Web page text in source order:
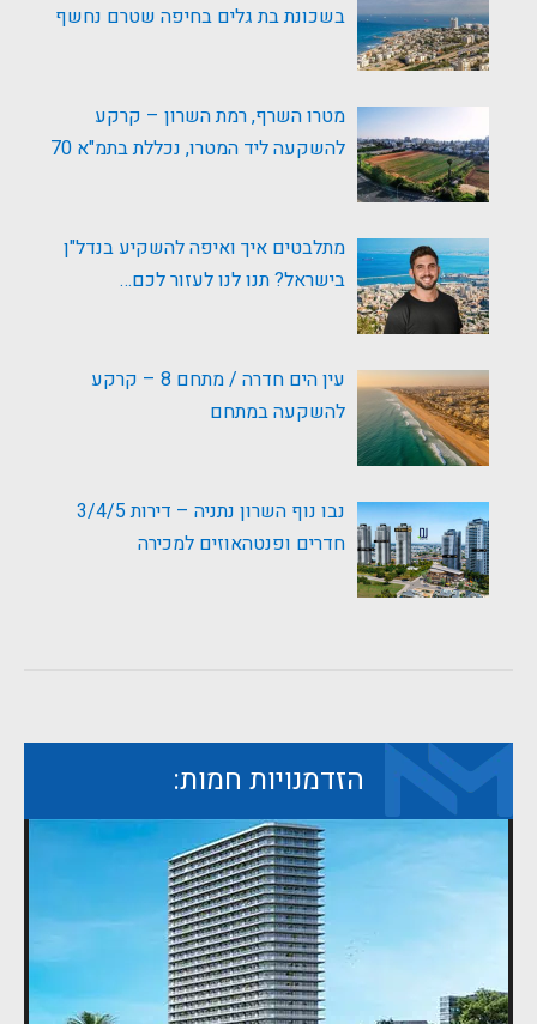
בשכונת בת גלים בחיפה שטרם נחשף
מטרו השרף, רמת השרון – קרקע
להשקעה ליד המטרו, נכללת בתמ"א 70
מתלבטים איך ואיפה להשקיע בנדל"ן
בישראל? תנו לנו לעזור לכם…
עין הים חדרה / מתחם 8 – קרקע
להשקעה במתחם
נבו נוף השרון נתניה – דירות 3/4/5
חדרים ופנטהאוזים למכירה
הזדמנויות חמות: